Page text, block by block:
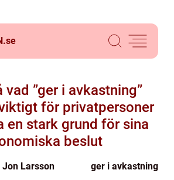
se
”ger i avkastning”
för privatpersoner
en stark grund för sina
beslut
Jon Larsson ger i avkastning